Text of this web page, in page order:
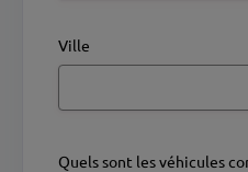
Ville
Quels sont les véhicules